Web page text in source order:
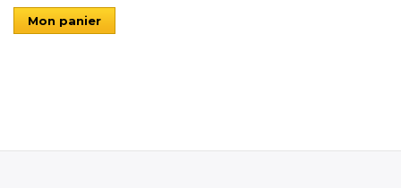
Mon panier